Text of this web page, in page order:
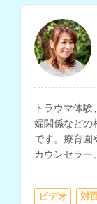
トラウマ体
婦関係などの
です。療育園
カウンセラー
ビデオ 対